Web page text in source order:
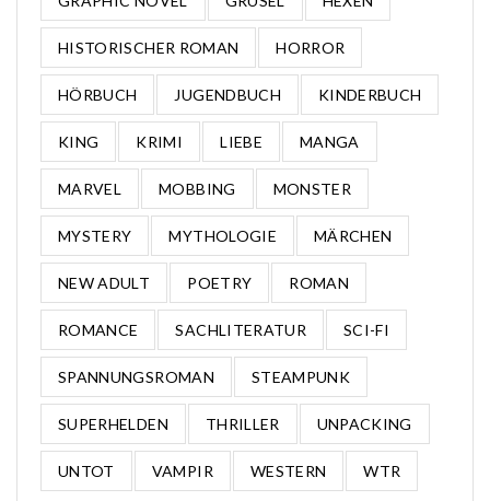
HISTORISCHER ROMAN HORROR
HÖRBUCH JUGENDBUCH KINDERBUCH
KING KRIMI LIEBE MANGA
MARVEL MOBBING MONSTER
MYSTERY MYTHOLOGIE MÄRCHEN
NEW ADULT POETRY ROMAN
ROMANCE SACHLITERATUR SCI-FI
SPANNUNGSROMAN STEAMPUNK
SUPERHELDEN THRILLER UNPACKING
UNTOT VAMPIR WESTERN WTR